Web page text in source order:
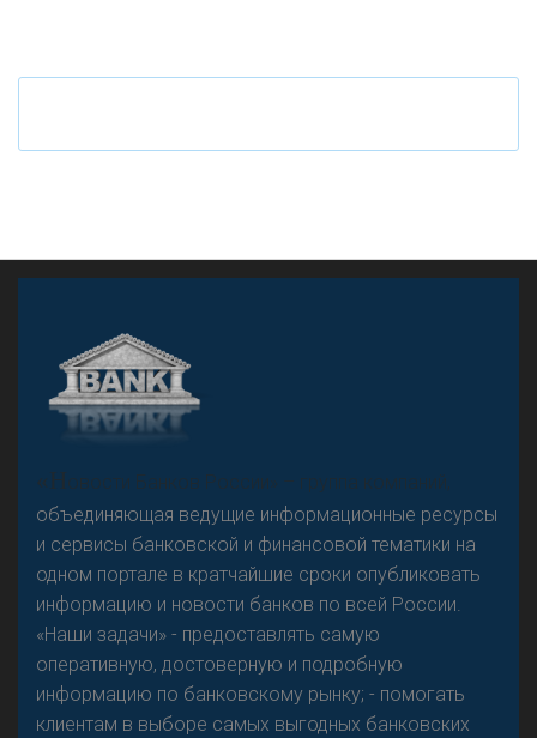
«Н
овости Банков России» – группа компаний,
объединяющая ведущие информационные ресурсы
и сервисы банковской и финансовой тематики на
одном портале в кратчайшие сроки опубликовать
информацию и новости банков по всей России.
«Наши задачи» - предоставлять самую
оперативную, достоверную и подробную
информацию по банковскому рынку; - помогать
клиентам в выборе самых выгодных банковских